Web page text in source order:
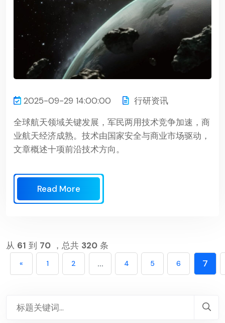
2025-09-29 14:00:00
行研资讯
全球航天领域关键发展，军民两用技术竞争加速，商
业航天经济成熟。技术由国家安全与商业市场驱动，
文章概述十项前沿技术方向。
Read More
从 61 到 70 ，总共 320 条
« 1 2 ... 4 5 6 7